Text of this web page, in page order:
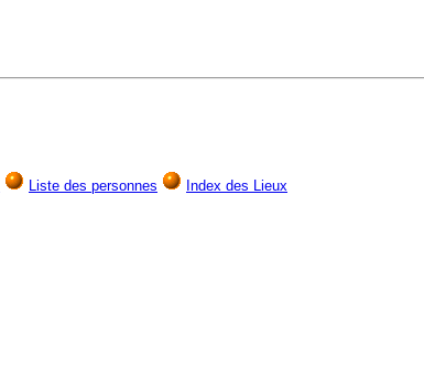
Liste des personnes Index des Lieux